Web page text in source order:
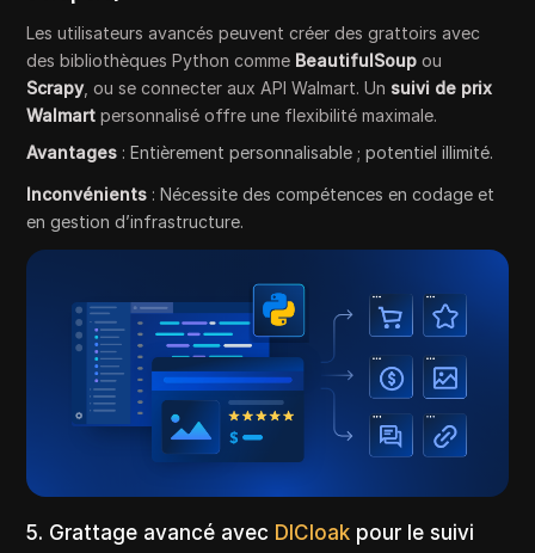
Les utilisateurs avancés peuvent créer des grattoirs avec
des bibliothèques Python comme BeautifulSoup ou
Scrapy, ou se connecter aux API Walmart. Un suivi de prix
Walmart personnalisé offre une flexibilité maximale.
Avantages : Entièrement personnalisable ; potentiel illimité.
Inconvénients : Nécessite des compétences en codage et
en gestion d’infrastructure.
5. Grattage avancé avec DICloak pour le suivi